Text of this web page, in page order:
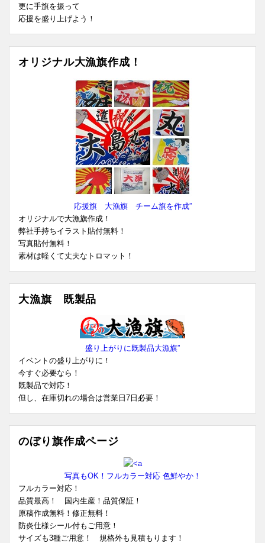
更に手旗を振って
応援を盛り上げよう！
オリジナル大漁旗作成！
応援旗 大漁旗 チーム旗を作成”
オリジナルで大漁旗作成！
弊社手持ちイラスト貼付無料！
写真貼付無料！
素材は軽くて丈夫なトロマット！
大漁旗 既製品
盛り上がりに既製品大漁旗”
イベントの盛り上がりに！
今すぐ必要なら！
既製品で対応！
但し、在庫切れの場合は営業日7日必要！
のぼり旗作成ページ
写真もOK！フルカラー対応 色鮮やか！
フルカラー対応！
品質最高！ 国内生産！品質保証！
原稿作成無料！修正無料！
防炎仕様シール付もご用意！
サイズも3種ご用意！ 規格外も見積もります！